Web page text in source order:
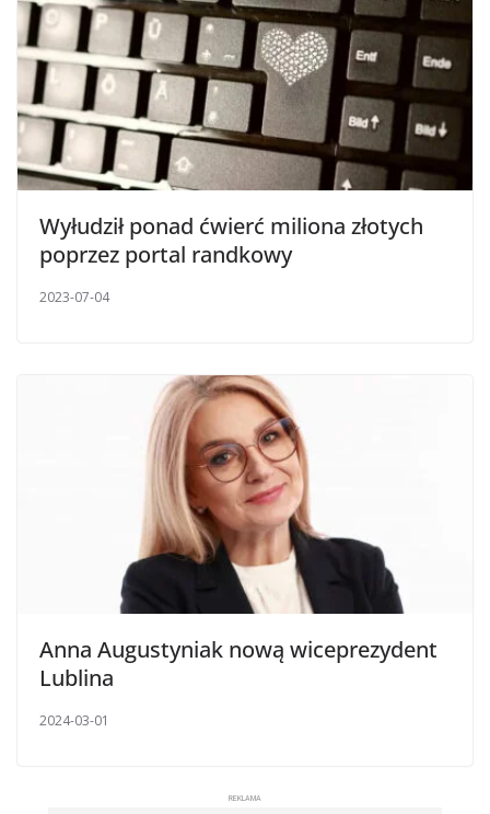
Wyłudził ponad ćwierć miliona złotych
poprzez portal randkowy
2023-07-04
Anna Augustyniak nową wiceprezydent
Lublina
2024-03-01
REKLAMA